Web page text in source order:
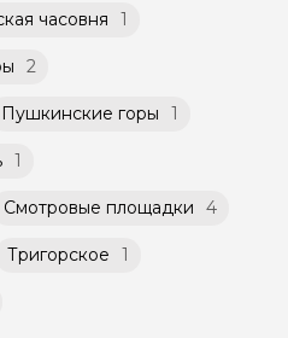
часовня 1
2
Пушкинские горы 1
1
Смотровые площадки 4
Тригорское 1